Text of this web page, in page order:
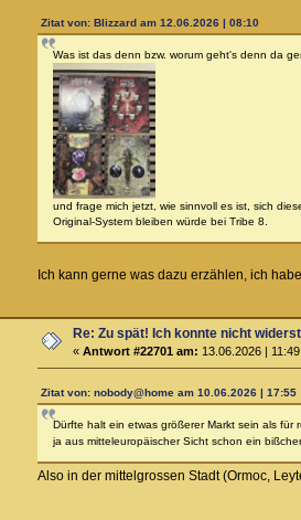
Zitat von: Blizzard am 12.06.2026 | 08:10
Was ist das denn bzw. worum geht's denn da
und frage mich jetzt, wie sinnvoll es ist, sich
Original-System bleiben würde bei Tribe 8.
Ich kann gerne was dazu erzählen, ich
Re: Zu spät! Ich konnte nicht
«Antwort #22701 am: 13.06.2026 |
Zitat von: nobody@home am 10.06.2026 | 17:55
Dürfte halt ein etwas größerer Markt sein als
ja aus mitteleuropäischer Sicht schon ein
Also in der mittelgrossen Stadt (Ormoc,